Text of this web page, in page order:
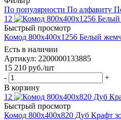
По популярности По алфавиту
12
Быстрый просмотр
Комод 800х400х1256 Белый
Есть в наличии
Артикул: 2200000133885
15 210 руб./шт
-
+
В корзину
12
Быстрый просмотр
Комод 800х400х820 Дуб Крафт